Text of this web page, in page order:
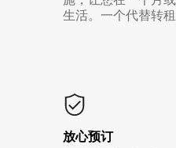
生活。一个代替转租
放心预订